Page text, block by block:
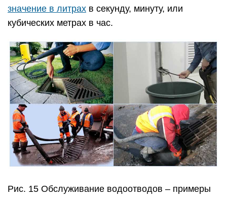
значение в литрах в секунду, минуту, или
кубических метрах в час.
Рис. 15 Обслуживание водоотводов – примеры